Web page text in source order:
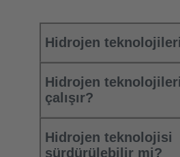
Hidrojen
Hidrojen teknolojileri
çalışır?
Hidrojen teknolojisi
sürdürülebilir mi?